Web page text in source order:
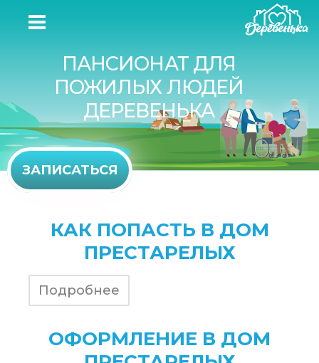
ПАНСИОНАТ ДЛЯ
ПОЖИЛЫХ ЛЮДЕЙ
ДЕРЕВЕНЬКА
ЗАПИСАТЬСЯ
КАК ПОПАСТЬ В ДОМ
ПРЕСТАРЕЛЫХ
Подробнее
ОФОРМЛЕНИЕ В ДОМ